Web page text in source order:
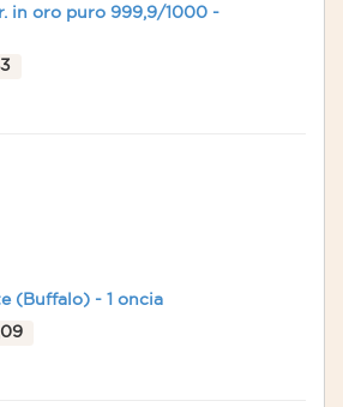
in oro puro 999,9/1000 -
(Buffalo) - 1 oncia